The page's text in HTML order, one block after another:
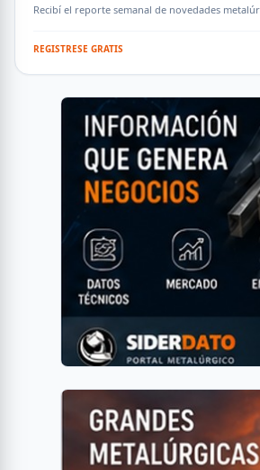
Recibí el reporte semanal de novedades
REGISTRESE GRATIS